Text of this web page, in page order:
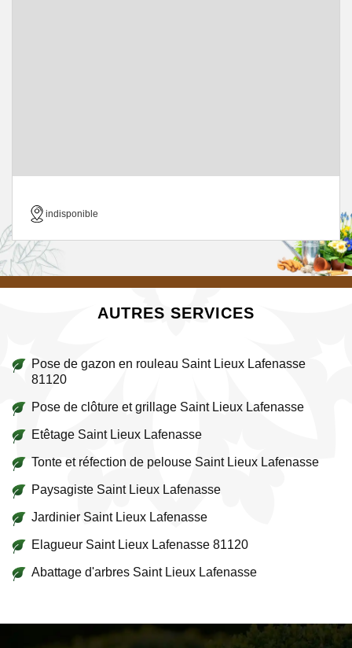
indisponible
AUTRES SERVICES
Pose de gazon en rouleau Saint Lieux Lafenasse
81120
Pose de clôture et grillage Saint Lieux Lafenasse
Etêtage Saint Lieux Lafenasse
Tonte et réfection de pelouse Saint Lieux Lafenasse
Paysagiste Saint Lieux Lafenasse
Jardinier Saint Lieux Lafenasse
Elagueur Saint Lieux Lafenasse 81120
Abattage d'arbres Saint Lieux Lafenasse